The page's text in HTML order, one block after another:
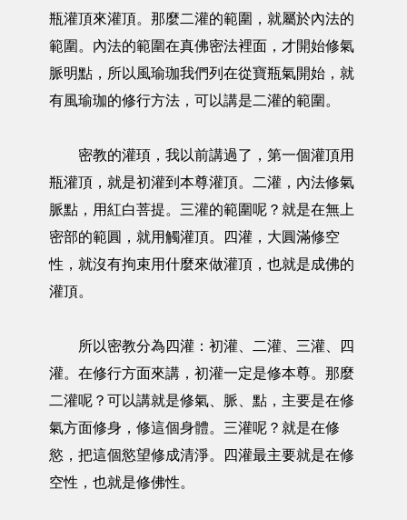
瓶灌頂來灌頂。那麼二灌的範圍，就屬於內法的
範圍。內法的範圍在真佛密法裡面，才開始修氣
脈明點，所以風瑜珈我們列在從寶瓶氣開始，就
有風瑜珈的修行方法，可以講是二灌的範圍。
密教的灌頊，我以前講過了，第一個灌頂用
瓶灌頂，就是初灌到本尊灌頂。二灌，內法修氣
脈點，用紅白菩提。三灌的範圍呢？就是在無上
密部的範圓，就用觸灌頂。四灌，大圓滿修空
性，就沒有拘束用什麼來做灌頂，也就是成佛的
灌頂。
所以密教分為四灌：初灌、二灌、三灌、四
灌。在修行方面來講，初灌一定是修本尊。那麼
二灌呢？可以講就是修氣、脈、點，主要是在修
氣方面修身，修這個身體。三灌呢？就是在修
慾，把這個慾望修成清淨。四灌最主要就是在修
空性，也就是修佛性。